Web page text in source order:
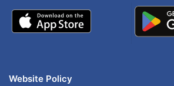
Website Policy